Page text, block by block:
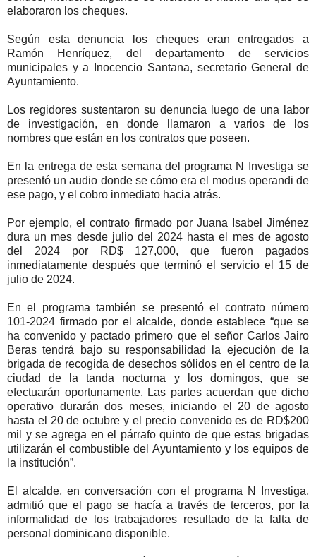
elaboraron los cheques.
Según esta denuncia los cheques eran entregados a
Ramón Henríquez, del departamento de servicios
municipales y a Inocencio Santana, secretario General de
Ayuntamiento.
Los regidores sustentaron su denuncia luego de una labor
de investigación, en donde llamaron a varios de los
nombres que están en los contratos que poseen.
En la entrega de esta semana del programa N Investiga se
presentó un audio donde se cómo era el modus operandi de
ese pago, y el cobro inmediato hacia atrás.
Por ejemplo, el contrato firmado por Juana Isabel Jiménez
dura un mes desde julio del 2024 hasta el mes de agosto
del 2024 por RD$ 127,000, que fueron pagados
inmediatamente después que terminó el servicio el 15 de
julio de 2024.
En el programa también se presentó el contrato número
101-2024 firmado por el alcalde, donde establece “que se
ha convenido y pactado primero que el señor Carlos Jairo
Beras tendrá bajo su responsabilidad la ejecución de la
brigada de recogida de desechos sólidos en el centro de la
ciudad de la tanda nocturna y los domingos, que se
efectuarán oportunamente. Las partes acuerdan que dicho
operativo durarán dos meses, iniciando el 20 de agosto
hasta el 20 de octubre y el precio convenido es de RD$200
mil y se agrega en el párrafo quinto de que estas brigadas
utilizarán el combustible del Ayuntamiento y los equipos de
la institución”.
El alcalde, en conversación con el programa N Investiga,
admitió que el pago se hacía a través de terceros, por la
informalidad de los trabajadores resultado de la falta de
personal dominicano disponible.